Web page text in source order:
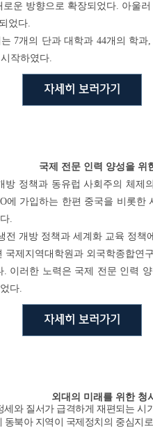
운 방향으로 확장되었다. 아울
었다.
7개의 단과 대학과 44개의 학
작하였다.
자세히 보러가기
국제 전문 인력 양성을 위
정책과 동유럽 사회주의 체제
에 가입하는 한편 중국을 비롯
.
개방 정책과 세계화 교육 정책
제지역대학원과 외국학종합연
이러한 노력은 국제 전문 인력
다.
자세히 보러가기
외대의 미래를 위한 청
와 질서가 급격하게 재편되는 시
북아 지역이 국제정치의 중심지